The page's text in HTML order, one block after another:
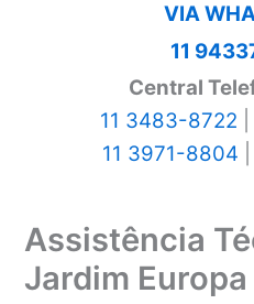
VIA
11
Central
11 3483-8722
11 3971-8804
Assistência
Jardim Europa